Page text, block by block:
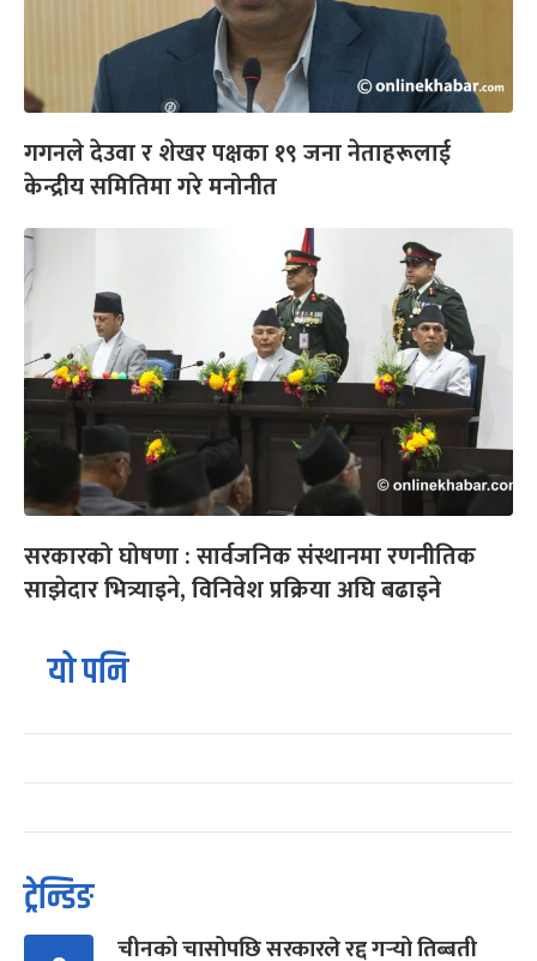
गगनले देउवा र शेखर पक्षका १९ जना नेताहरूलाई
केन्द्रीय समितिमा गरे मनोनीत
सरकारको घोषणा : सार्वजनिक संस्थानमा रणनीतिक
साझेदार भित्र्याइने, विनिवेश प्रक्रिया अघि बढाइने
यो पनि
ट्रेन्डिङ
चीनको चासोपछि सरकारले रद्द गर्‍यो तिब्बती